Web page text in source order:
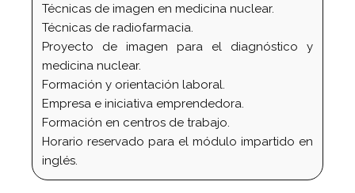
Técnicas de imagen en medicina nuclear.
Técnicas de radiofarmacia.
Proyecto de imagen para el diagnóstico y
medicina nuclear.
Formación y orientación laboral.
Empresa e iniciativa emprendedora.
Formación en centros de trabajo.
Horario reservado para el módulo impartido en
inglés.